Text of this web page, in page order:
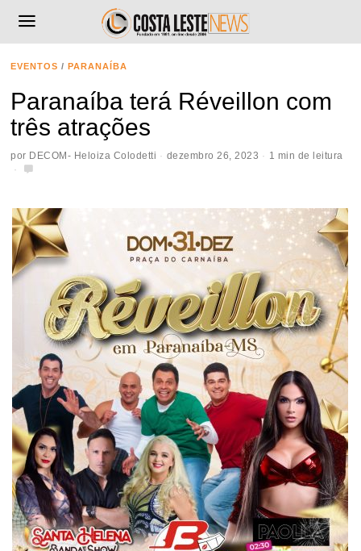
EVENTOS / PARANAÍBA
Paranaíba terá Réveillon com
três atrações
por DECOM- Heloiza Colodetti dezembro 26, 2023 1 min de leitura